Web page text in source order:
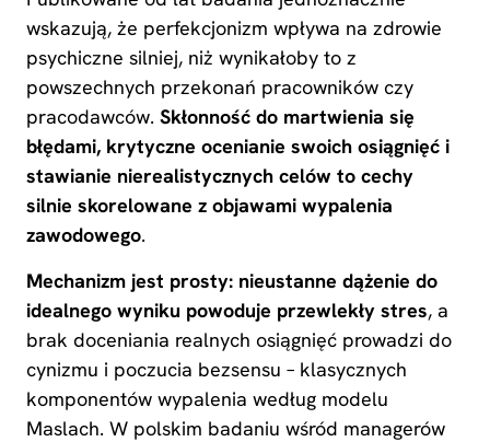
wskazują, że perfekcjonizm wpływa na zdrowie
psychiczne silniej, niż wynikałoby to z
powszechnych przekonań pracowników czy
pracodawców. Skłonność do martwienia się
błędami, krytyczne ocenianie swoich osiągnięć i
stawianie nierealistycznych celów to cechy
silnie skorelowane z objawami wypalenia
zawodowego.
Mechanizm jest prosty: nieustanne dążenie do
idealnego wyniku powoduje przewlekły stres, a
brak doceniania realnych osiągnięć prowadzi do
cynizmu i poczucia bezsensu – klasycznych
komponentów wypalenia według modelu
Maslach. W polskim badaniu wśród managerów